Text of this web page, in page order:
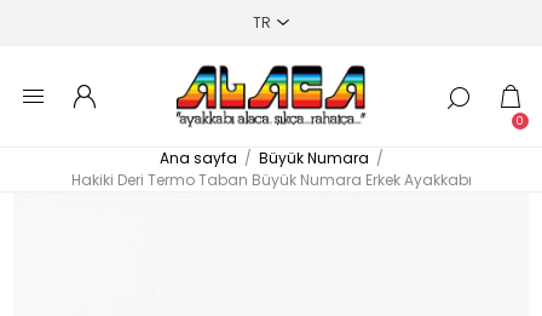
0
Ana sayfa / Büyük Numara /
Hakiki Deri Termo Taban Büyük Numara Erkek Ayakkabı